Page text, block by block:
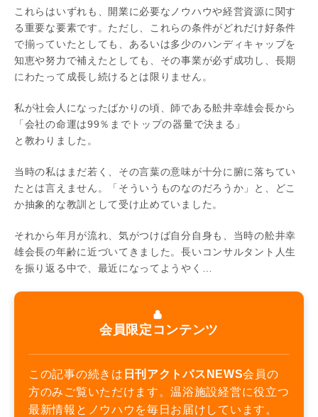
これらはいずれも、開業に必要なノウハウや経営資源に関す
る重要な要素です。ただし、これらの条件がどれだけ好条件
で揃っていたとしても、あるいは多少のハンディキャップを
知恵や努力で補えたとしても、その事業が必ず成功し、長期
にわたって成長し続けるとは限りません。
私が社会人になったばかりの頃、師である舩井幸雄会長から
「会社の命運は99％までトップの器量で決まる」
と教わりました。
当時の私はまだ若く、その言葉の意味が十分に腑に落ちてい
たとは言えません。「そういうものなのだろうか」と、どこ
か抽象的な教訓として受け止めていました。
それから年月が流れ、気がつけば自分自身も、当時の舩井幸
雄会長の年齢に近づいてきました。長いコンサルタント人生
を振り返る中で、最近になってようやく…
会員限定コンテンツ
この記事の続きは 日刊アクトパスNEWS会員の
方のみご覧いただけます。温浴施設経営に役立つ
最新情報とノウハウを毎日お届けしています。